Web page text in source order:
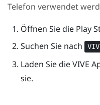
Telefon verwendet
Öffnen Sie die Play
Suchen Sie nach
Laden Sie dieVIVE
sie.